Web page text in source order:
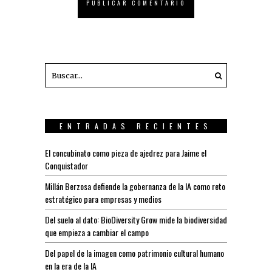
ENTRADAS RECIENTES
El concubinato como pieza de ajedrez para Jaime el
Conquistador
Millán Berzosa defiende la gobernanza de la IA como reto
estratégico para empresas y medios
Del suelo al dato: BioDiversity Grow mide la biodiversidad
que empieza a cambiar el campo
Del papel de la imagen como patrimonio cultural humano
en la era de la IA